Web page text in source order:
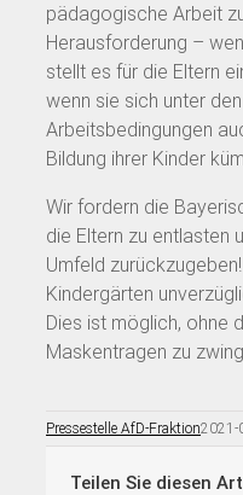
pädagogische Arbeit
Herausforderung –
stellt es für die Eltern
wenn sie sich unter
Arbeitsbedingungen
Bildung ihrer Kinder
Wir fordern die
die Eltern zu entlasten
Umfeld
Kindergärten
Dies ist möglich, ohne
Maskentragen zu
Pressestelle AfD-Fraktion2021-
Teilen Sie diesen